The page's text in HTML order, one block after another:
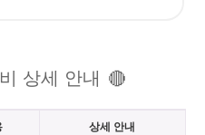
상세 안내 🔴
상세 안내